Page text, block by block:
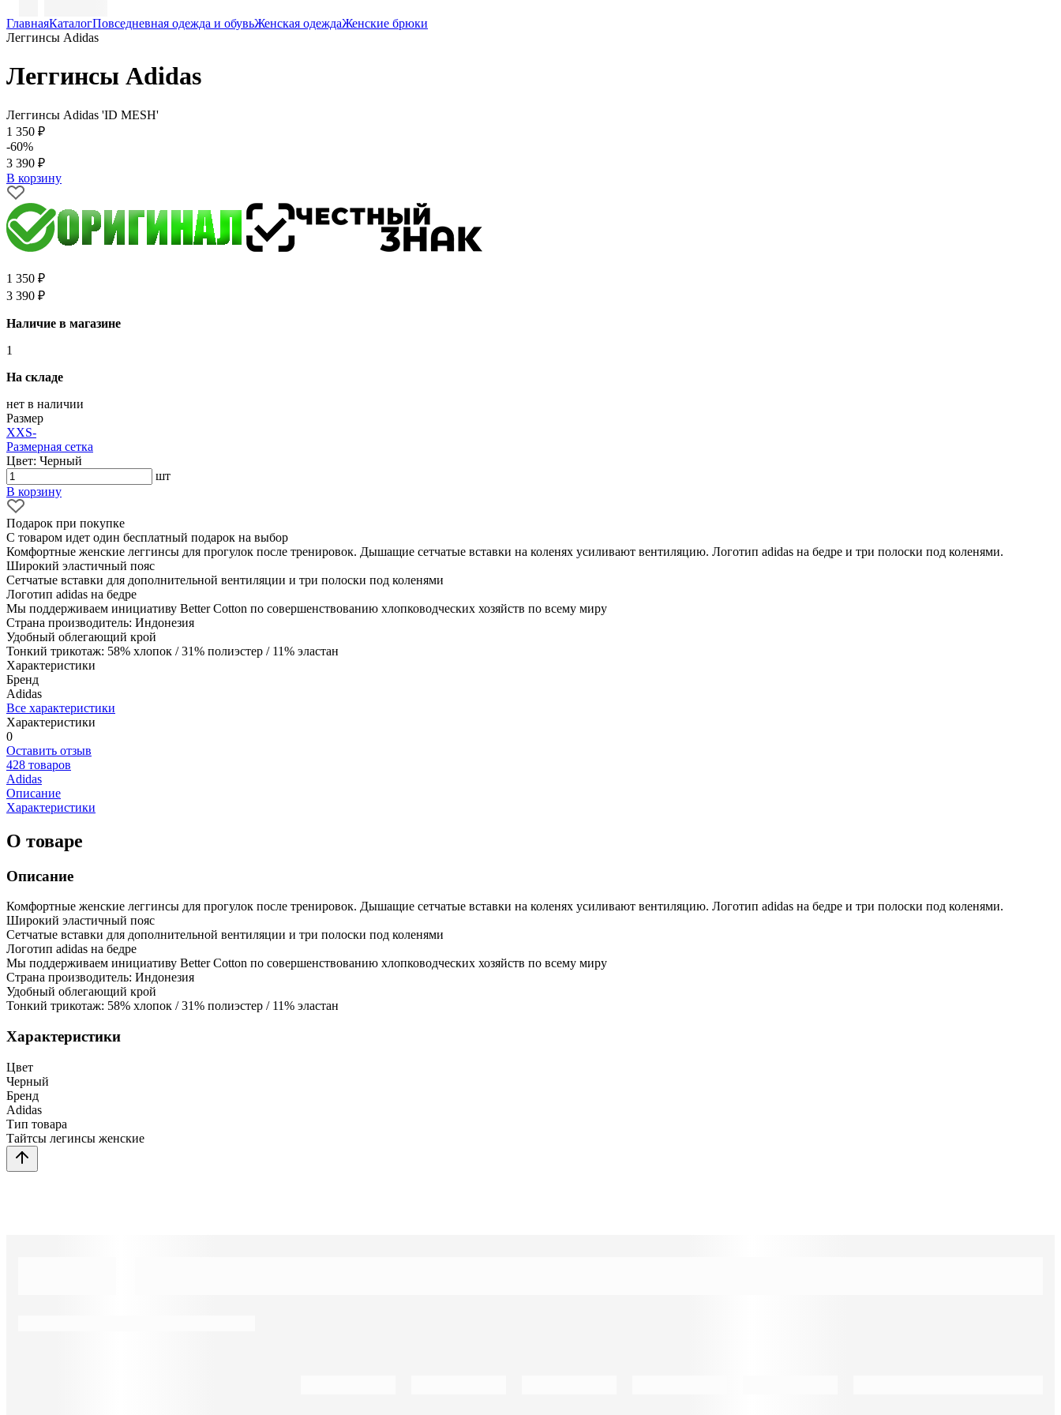
ГлавнаяКаталогПовседневная одежда и обувьЖенская одеждаЖенские брюки
Леггинсы Adidas
Леггинсы Adidas
Леггинсы Adidas 'ID MESH'
1 350 ₽
-60%
3 390 ₽
В корзину
1 350 ₽
3 390 ₽
Наличие в магазине
1
На складе
нет в наличии
Размер
XXS-
Размерная сетка
Цвет: Черный
шт
В корзину
Подарок при покупке
С товаром идет один бесплатный подарок на выбор
Комфортные женские леггинсы для прогулок после тренировок. Дышащие сетчатые вставки на коленях усиливают вентиляцию. Логотип adidas на бедре и три полоски под коленями.
Широкий эластичный пояс
Сетчатые вставки для дополнительной вентиляции и три полоски под коленями
Логотип adidas на бедре
Мы поддерживаем инициативу Better Cotton по совершенствованию хлопководческих хозяйств по всему миру
Страна производитель: Индонезия
Удобный облегающий крой
Тонкий трикотаж: 58% хлопок / 31% полиэстер / 11% эластан
Характеристики
Бренд
Adidas
Все характеристики
Характеристики
0
Оставить отзыв
428 товаров
Adidas
Описание
Характеристики
О товаре
Описание
Комфортные женские леггинсы для прогулок после тренировок. Дышащие сетчатые вставки на коленях усиливают вентиляцию. Логотип adidas на бедре и три полоски под коленями.
Широкий эластичный пояс
Сетчатые вставки для дополнительной вентиляции и три полоски под коленями
Логотип adidas на бедре
Мы поддерживаем инициативу Better Cotton по совершенствованию хлопководческих хозяйств по всему миру
Страна производитель: Индонезия
Удобный облегающий крой
Тонкий трикотаж: 58% хлопок / 31% полиэстер / 11% эластан
Характеристики
Цвет
Черный
Бренд
Adidas
Тип товара
Тайтсы легинсы женские